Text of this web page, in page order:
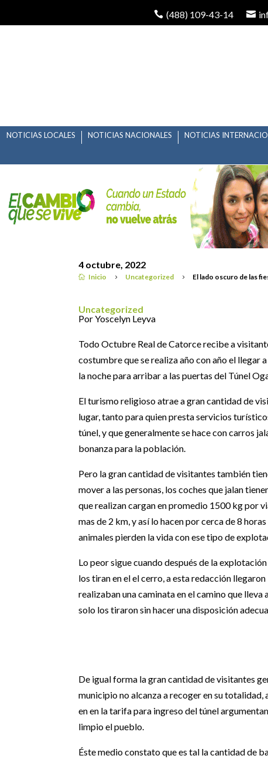
(488) 109-43-14
NOTICIAS LOCALES NOTICIAS NACIONALES NOTICIAS
 Inicio 5 Uncategorized 5 El lado oscuro de las
EL LADO OSCURO DE
Uncategorized
4 octubre, 2022
Por Yoscelyn Leyva
Todo Octubre Real de Catorce recibe a
costumbre que se realiza año con año el llegar
la noche para arribar a las puertas del Túnel
El turismo religioso atrae a gran cantidad de
lugar, tanto para quien presta servicios
túnel, y que generalmente se hace con carros
bonanza para la población.
Pero la gran cantidad de visitantes también
mover a las personas, los coches que jalan
que realizan cargan en promedio 1500 kg por
mas de 2 km, y así lo hacen por cerca de 8
animales pierden la vida con ese tipo de
Lo peor sigue cuando después de la
los tiran en el el cerro, a esta redacción
realizaban una caminata en el camino que
solo los tiraron sin hacer una disposición
De igual forma la gran cantidad de visitantes
municipio no alcanza a recoger en su
en en la tarifa para ingreso del túnel
limpio el pueblo.
Éste medio constato que es tal la cantidad de